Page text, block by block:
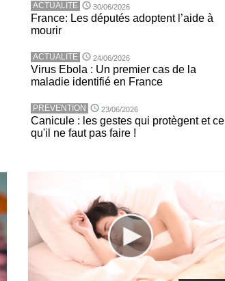
ACTUALITE 30/06/2026
France: Les députés adoptent l’aide à
mourir
ACTUALITE 24/06/2026
Virus Ebola : Un premier cas de la
maladie identifié en France
PREVENTION 23/06/2026
Canicule : les gestes qui protègent et ce
qu'il ne faut pas faire !